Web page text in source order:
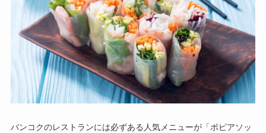
バンコクのレストランには必ずある人気メニューが「ポピアソッ